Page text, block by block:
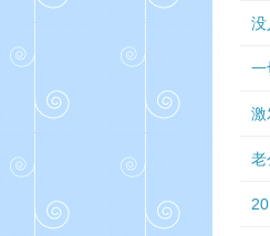
没
一
激
老